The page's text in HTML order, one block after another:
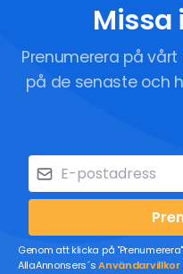
Missa
Prenumerera på
på de senaste och
Genom att klicka på
AllaAnnonsers´sAnvändarvillkor